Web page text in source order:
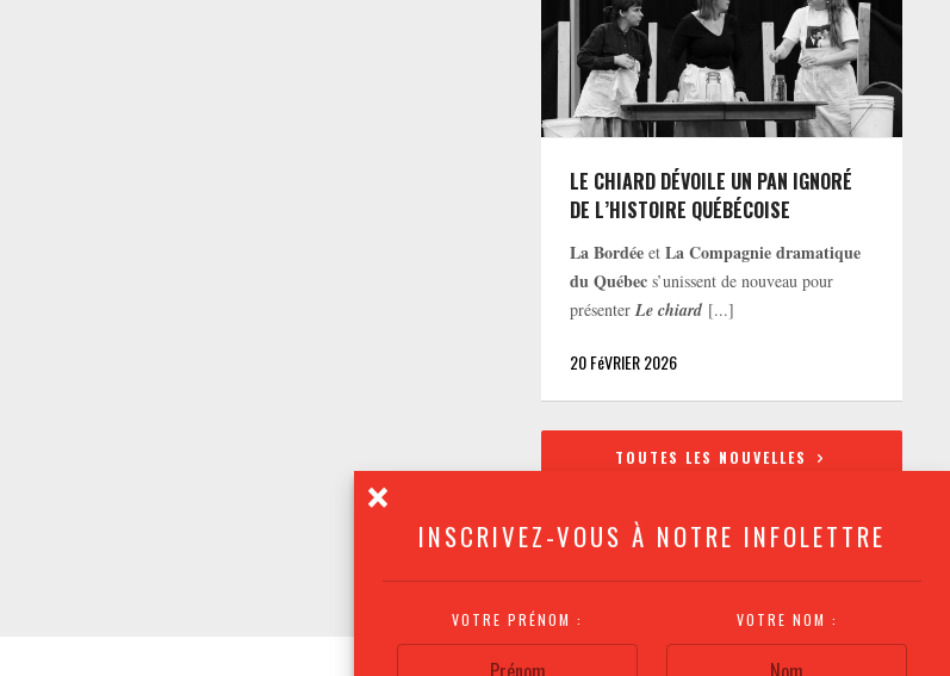
INSCRIVEZ-VOUS À NOTRE INFOLETTRE
VOTRE PRÉNOM : VOTRE NOM :
LE CHIARD DÉVOILE UN PAN IGNORÉ
DE L’HISTOIRE QUÉBÉCOISE
La Bordée etLa Compagnie dramatique
du Québec s’unissent de nouveau pour
présenterLe chiard [...]
20 FéVRIER 2026
TOUTES LES NOUVELLES